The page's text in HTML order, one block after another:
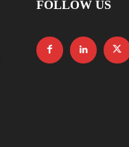
FOLLOW US